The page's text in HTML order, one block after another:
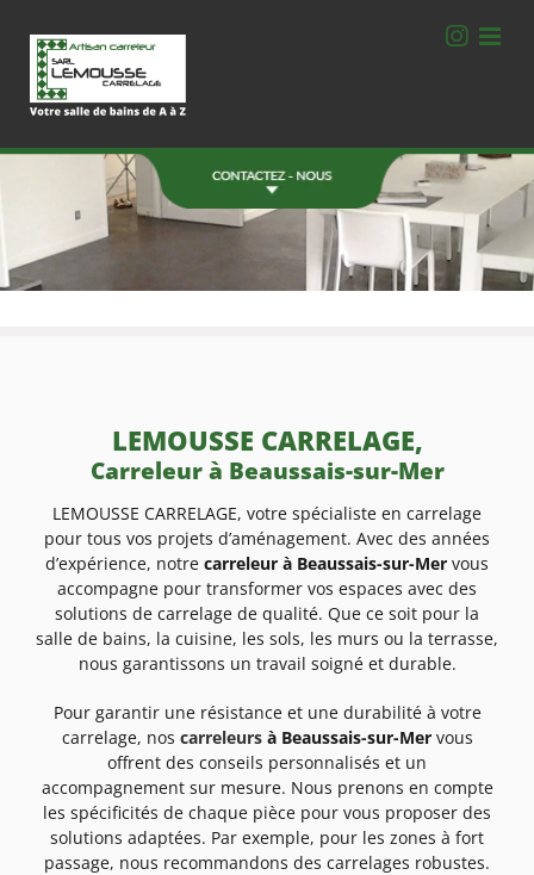
contenu
Une Question ?
Contactez-nous.
06 78 77 40 78
ZA de la Bourdonnais
LEMOUSSE CARRELAGE,
Carreleur à Beaussais-sur-Mer
LEMOUSSE CARRELAGE, votre spécialiste en carrelage
pour tous vos projets d’aménagement. Avec des années
d’expérience, notre carreleur à Beaussais-sur-Mer vous
accompagne pour transformer vos espaces avec des
solutions de carrelage de qualité. Que ce soit pour la
salle de bains, la cuisine, les sols, les murs ou la terrasse,
nous garantissons un travail soigné et durable.
Pour garantir une résistance et une durabilité à votre
carrelage, nos carreleursà Beaussais-sur-Mer vous
offrent des conseils personnalisés et un
accompagnement sur mesure. Nous prenons en compte
les spécificités de chaque pièce pour vous proposer des
solutions adaptées. Par exemple, pour les zones à fort
passage, nous recommandons des carrelages robustes.